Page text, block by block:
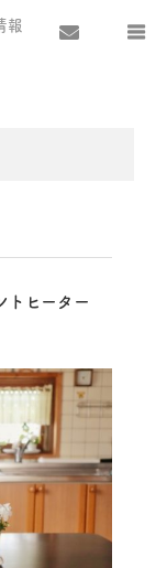
報
トヒーター